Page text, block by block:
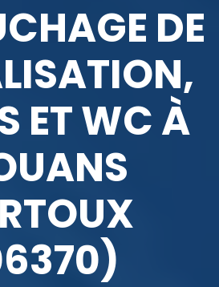
DE
ET WC À